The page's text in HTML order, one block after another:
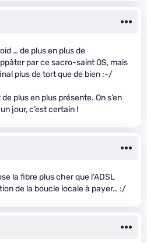
… de plus en plus de
par ce sacro-saint OS, mais
plus de tort que de bien :-/
plus en plus présente. On s’en
jour, c’est certain !
la fibre plus cher que l’ADSL
de la boucle locale à payer… :/